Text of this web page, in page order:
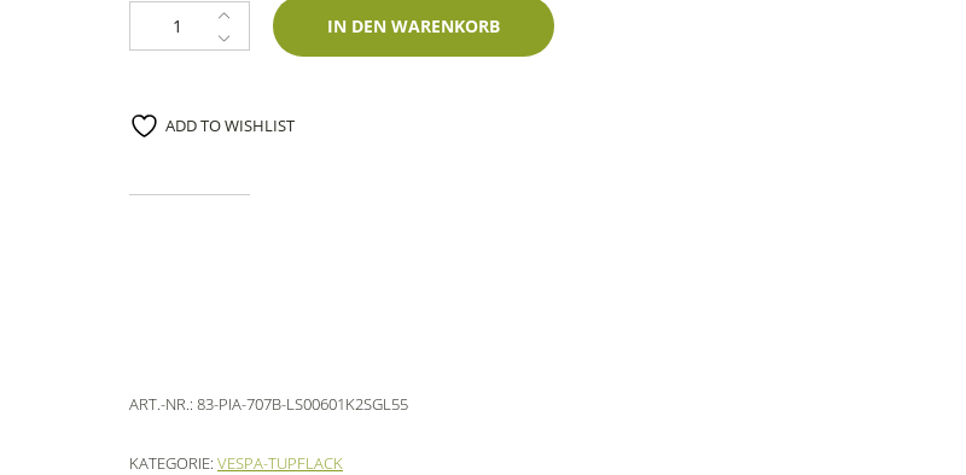
Lackstift Piaggio 707B Silver Like Met Opaco 60ml Glasurit-Zweischichtlack Menge
IN DEN WARENKORB
ADD TO WISHLIST
ART.-NR.: 83-PIA-707B-LS00601K2SGL55
KATEGORIE: VESPA-TUPFLACK